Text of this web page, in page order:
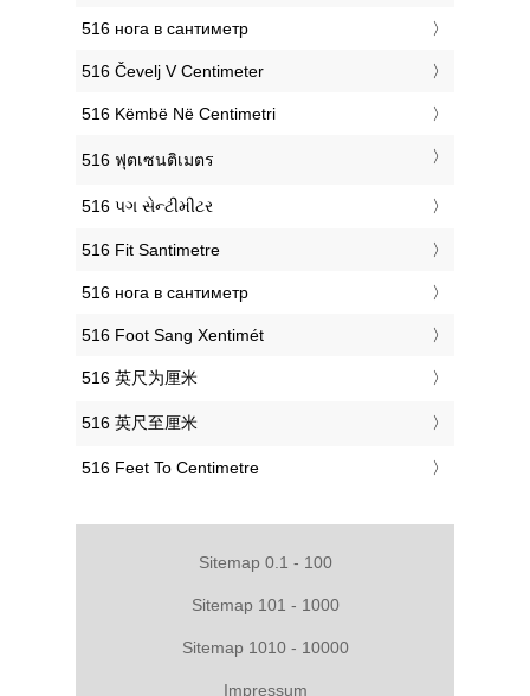
‎516 нога в сантиметр
‎516 Čevelj V Centimeter
‎516 Këmbë Në Centimetri
‎516 ฟุตเซนติเมตร
‎516 પગ સેન્ટીમીટર
‎516 Fit Santimetre
‎516 нога в сантиметр
‎516 Foot Sang Xentimét
‎516 英尺为厘米
‎516 英尺至厘米
‎516 Feet To Centimetre
Sitemap 0.1 - 100
Sitemap 101 - 1000
Sitemap 1010 - 10000
Impressum